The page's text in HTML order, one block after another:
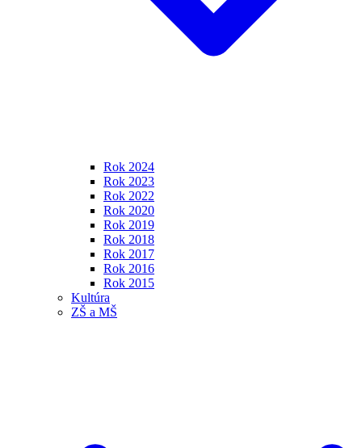
Rok 2024
Rok 2023
Rok 2022
Rok 2020
Rok 2019
Rok 2018
Rok 2017
Rok 2016
Rok 2015
Kultúra
ZŠ a MŠ